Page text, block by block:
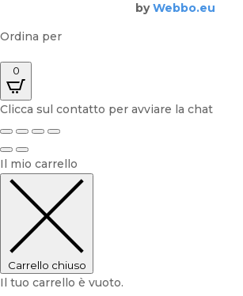
by Webbo.eu
Ordina per
0
Clicca sul contatto per avviare la chat
Il mio carrello
Carrello chiuso
Il tuo carrello è vuoto.